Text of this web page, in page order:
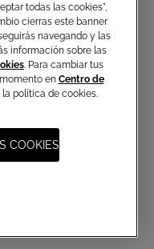
todas las cookies",
cierras este banner
navegando y las
información sobre las
. Para cambiar tus
en Centro de
la política de cookies.
COOKIES